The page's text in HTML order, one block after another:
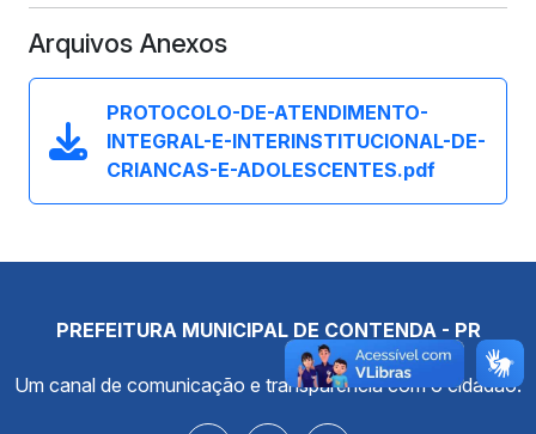
Arquivos Anexos
PROTOCOLO-DE-ATENDIMENTO-
INTEGRAL-E-INTERINSTITUCIONAL-DE-
CRIANCAS-E-ADOLESCENTES.pdf
PREFEITURA MUNICIPAL DE CONTENDA - PR
Um canal de comunicação e transparência com o cidadão.